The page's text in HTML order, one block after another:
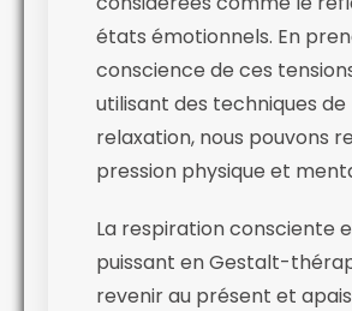
états émotionnels. En
conscience de ces
utilisant des techniques de
relaxation, nous pouvons
pression physique et
La respiration consciente
puissant en Gestalt-
revenir au présent et